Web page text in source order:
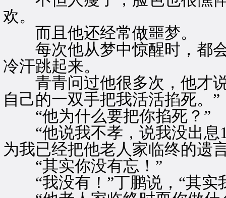
欢。
而且他还经常做噩梦。
每次他从梦中惊醒时，都会
冷汗跳起来。
青青问过他很多次，他才说
自己的一双手把我活活掐死。”
“他为什么要把你掐死？”
“他说我不孝，说我没出息
为我已经把他老人家临终的遗
“其实你没有忘！”
“我没有！”丁鹏说，“其实